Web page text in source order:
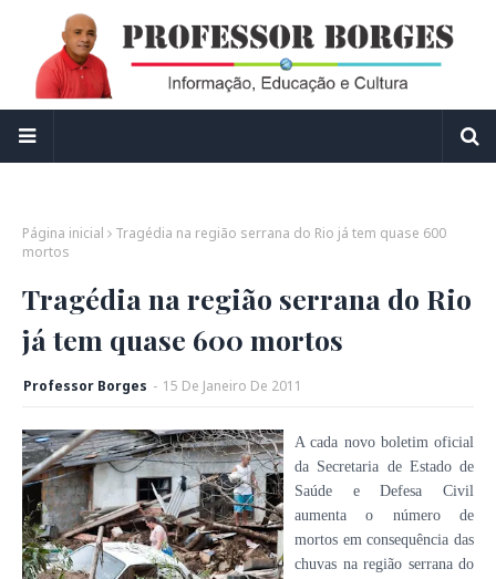
Página inicial
Tragédia na região serrana do Rio já tem quase 600
mortos
Tragédia na região serrana do Rio
já tem quase 600 mortos
Professor Borges - 15 De Janeiro De 2011
A cada novo boletim oficial
da Secretaria de Estado de
Saúde e Defesa Civil
aumenta o número de
mortos em consequência das
chuvas na região serrana do